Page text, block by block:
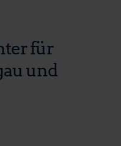
für
und